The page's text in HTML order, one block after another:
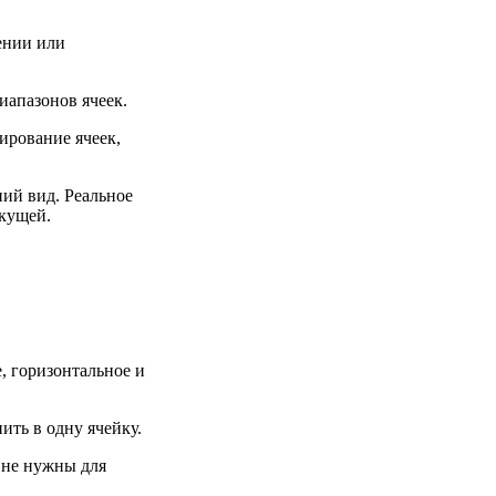
или
ячеек.
ячеек,
вид. Реальное
горизонтальное и
в одну ячейку.
не нужны для